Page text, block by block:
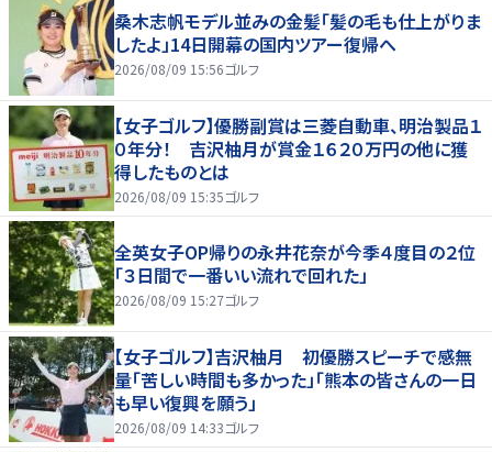
桑木志帆モデル並みの金髪「髪の毛も仕上がりま
したよ」14日開幕の国内ツアー復帰へ
2026/08/09 15:56ゴルフ
【女子ゴルフ】優勝副賞は三菱自動車、明治製品１
０年分！ 吉沢柚月が賞金１６２０万円の他に獲
得したものとは
2026/08/09 15:35ゴルフ
全英女子OP帰りの永井花奈が今季４度目の２位
「３日間で一番いい流れで回れた」
2026/08/09 15:27ゴルフ
【女子ゴルフ】吉沢柚月 初優勝スピーチで感無
量「苦しい時間も多かった」「熊本の皆さんの一日
も早い復興を願う」
2026/08/09 14:33ゴルフ